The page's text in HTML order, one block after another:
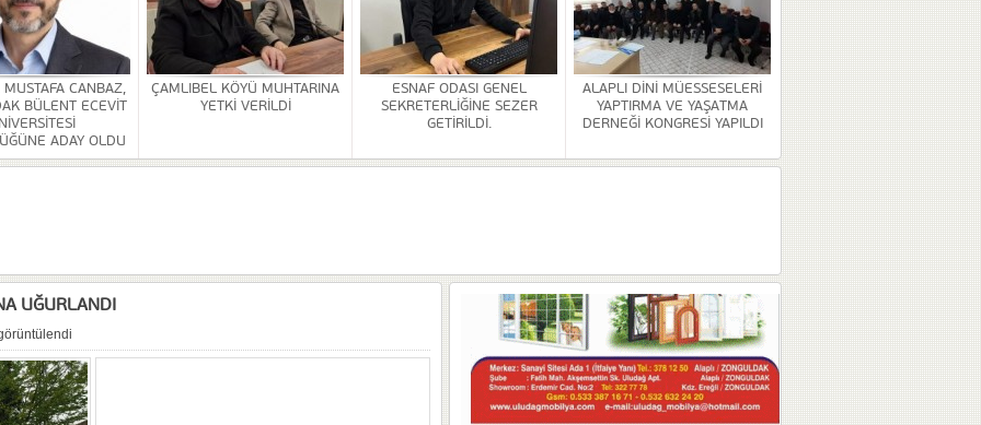
DÜZENLENDİ
BİNASİ YAPILACAK
BÜLENT ECEVİT ÜNİVERSİTESİ REKTÖRLÜĞÜNE ADAY OLDU
MUSTAFA CANBAZ,
BÜLENT ECEVİT
ADAY OLDU
ÇAMLIBEL KÖYÜ MUHTARINA
YETKİ VERİLDİ
ESNAF ODASI GENEL
SEKRETERLİĞİNE SEZER
GETİRİLDİ.
ALAPLI DİNİ MÜESSESELERİ
YAPTIRMA VE YAŞATMA
DERNEĞİ KONGRESİ YAPILDI
UĞURLANDI